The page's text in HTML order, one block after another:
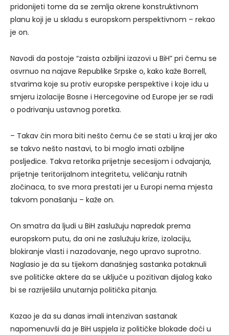
pridonijeti tome da se zemlja okrene konstruktivnom
planu koji je u skladu s europskom perspektivnom – rekao
je on.
Navodi da postoje “zaista ozbiljni izazovi u BiH” pri čemu se
osvrnuo na najave Republike Srpske o, kako kaže Borrell,
stvarima koje su protiv europske perspektive i koje idu u
smjeru izolacije Bosne i Hercegovine od Europe jer se radi
o podrivanju ustavnog poretka.
– Takav čin mora biti nešto čemu će se stati u kraj jer ako
se takvo nešto nastavi, to bi moglo imati ozbiljne
posljedice. Takva retorika prijetnje secesijom i odvajanja,
prijetnje teritorijalnom integritetu, veličanju ratnih
zločinaca, to sve mora prestati jer u Europi nema mjesta
takvom ponašanju – kaže on.
On smatra da ljudi u BiH zaslužuju napredak prema
europskom putu, da oni ne zaslužuju krize, izolaciju,
blokiranje vlasti i nazadovanje, nego upravo suprotno.
Naglasio je da su tijekom današnjeg sastanka potaknuli
sve političke aktere da se uključe u pozitivan dijalog kako
bi se razriješila unutarnja politička pitanja.
Kazao je da su danas imali intenzivan sastanak
napomenuvši da je BiH uspjela iz političke blokade doći u